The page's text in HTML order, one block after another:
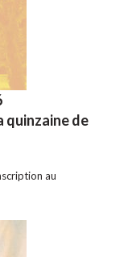
quinzaine de
au